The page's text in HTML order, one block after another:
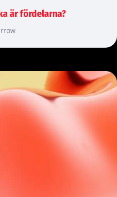
är fördelarna?